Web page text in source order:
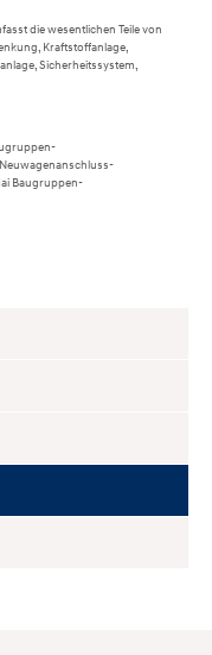
die wesentlichen Teile von
Kraftstoffanlage,
Sicherheitssystem,
Baugruppen-